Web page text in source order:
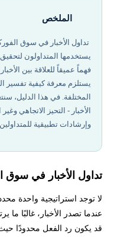
أفضل شركات تداول مرخصة في 2026
2. التحيز غير الاتجاهي (Non-Directional Bias):
كيفية تداول الأخبار مع تحيز
سيناريو: إذا أظهر تقرير
إخلاء المسؤولية وتنويه
الملخص
تداول الأخبار في سوق
يستخدمها المتداولون
فهماً عميقاً للعلاقة بين
يستلزم معرفة كيفية تفسير
المختلفة. في هذا الدليل،
الأخبار - التحيز الاتجاهي
وإرشادات تطبيقية للمتداولين.
تداول الأخبار في سوق
لا توجد استراتيجية واحدة
عندما تصدر الأخبار، غالبًا
قد يكون رد الفعل محدودًا حيث